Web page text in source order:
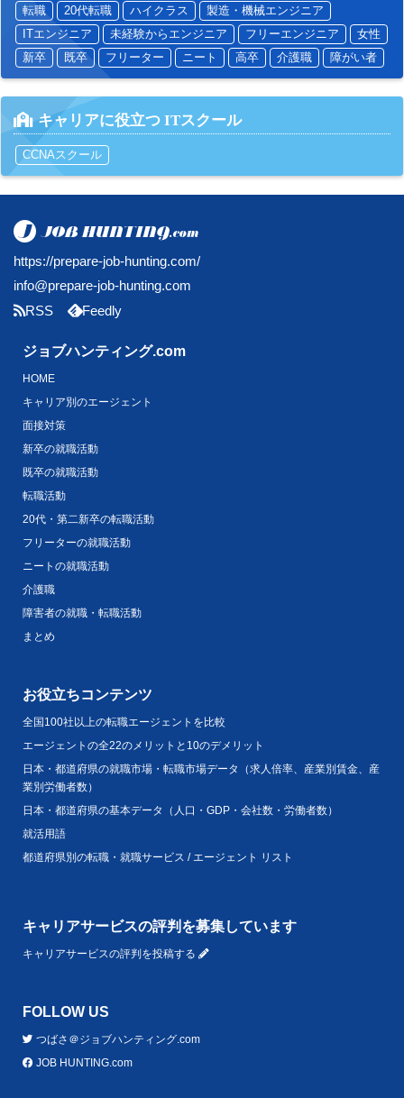
転職 20代転職 ハイクラス
製造・機械エンジニア
ITエンジニア
未経験からエンジニア フリーエンジニア
女性
新卒
既卒 フリーター ニート 高卒 介護職 障がい者
キャリアに役立つ ITスクール
CCNAスクール
https://prepare-job-hunting.com/
info@prepare-job-hunting.com
RSS
Feedly
ジョブハンティング.com
HOME
キャリア別のエージェント
面接対策
新卒の就職活動
既卒の就職活動
転職活動
20代・第二新卒の転職活動
フリーターの就職活動
ニートの就職活動
介護職
障害者の就職・転職活動
まとめ
お役立ちコンテンツ
全国100社以上の転職エージェントを比較
エージェントの全22のメリットと10のデメリット
日本・都道府県の就職市場・転職市場データ（求人倍率、産業別賃金、産
業別労働者数）
日本・都道府県の基本データ（人口・GDP・会社数・労働者数）
就活用語
都道府県別の転職・就職サービス / エージェント リスト
キャリアサービスの評判を募集しています
キャリアサービスの評判を投稿する
FOLLOW US
つばさ＠ジョブハンティング.com
JOB HUNTING.com